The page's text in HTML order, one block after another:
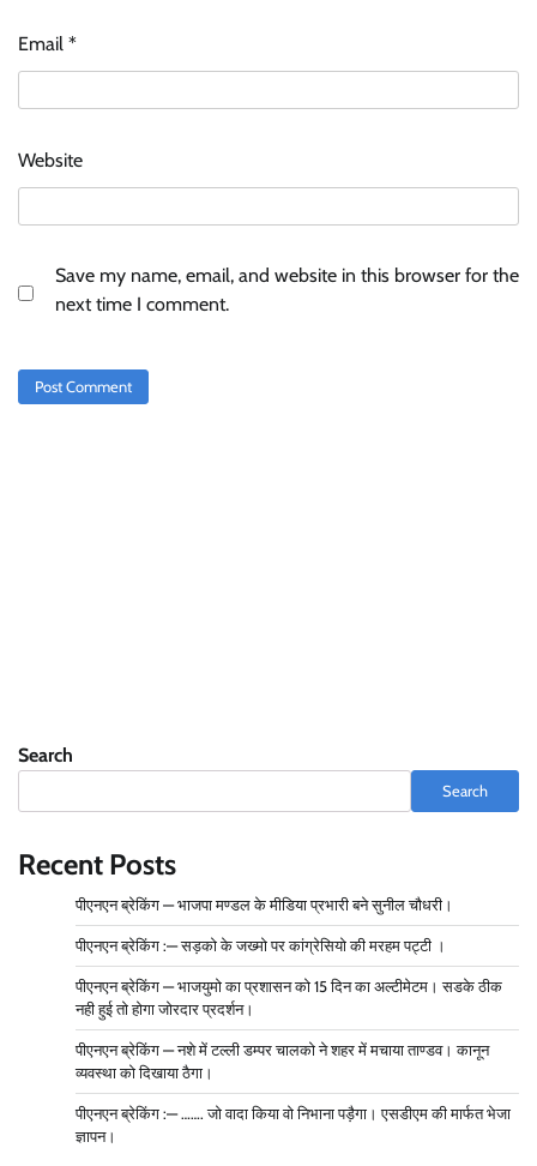
Email *
Website
Save my name, email, and website in this browser for the
next time I comment.
Search
Search
Recent Posts
पीएनएन ब्रेकिंग — भाजपा मण्डल के मीडिया प्रभारी बने सुनील चौधरी।
पीएनएन ब्रेकिंग :— सड़को के जख्मो पर कांग्रेसियो की मरहम पट्टी ।
पीएनएन ब्रेकिंग — भाजयुमो का प्रशासन को 15 दिन का अल्टीमेटम। सडके ठीक
नही हुई तो होगा जोरदार प्रदर्शन।
पीएनएन ब्रेकिंग — नशे में टल्ली डम्पर चालको ने शहर में मचाया ताण्डव। कानून
व्यवस्था को दिखाया ठैगा।
पीएनएन ब्रेकिंग :— ……. जो वादा किया वो निभाना पड़ैगा। एसडीएम की मार्फत भेजा
ज्ञापन।